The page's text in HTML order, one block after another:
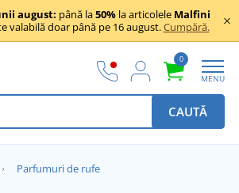
august: până la50% la articolele Malfini
valabilă doar până pe 16 august.Cumpără.
0
MENU
CAUTĂ
Parfumuri de rufe